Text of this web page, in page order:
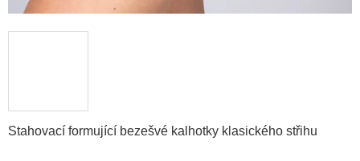
Stahovací formující bezešvé kalhotky klasického střihu